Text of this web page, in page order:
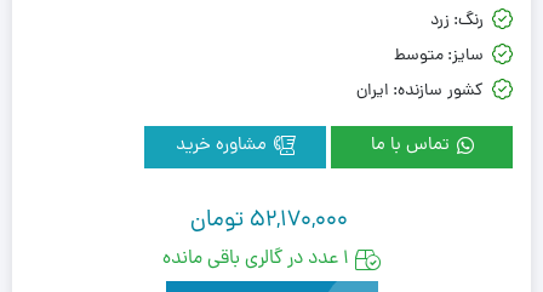
رنگ: زرد
سایز:متوسط
کشور سازنده: ایران
تماس با ما
52,170,000 تومان
1 عدد در گالری باقی مانده